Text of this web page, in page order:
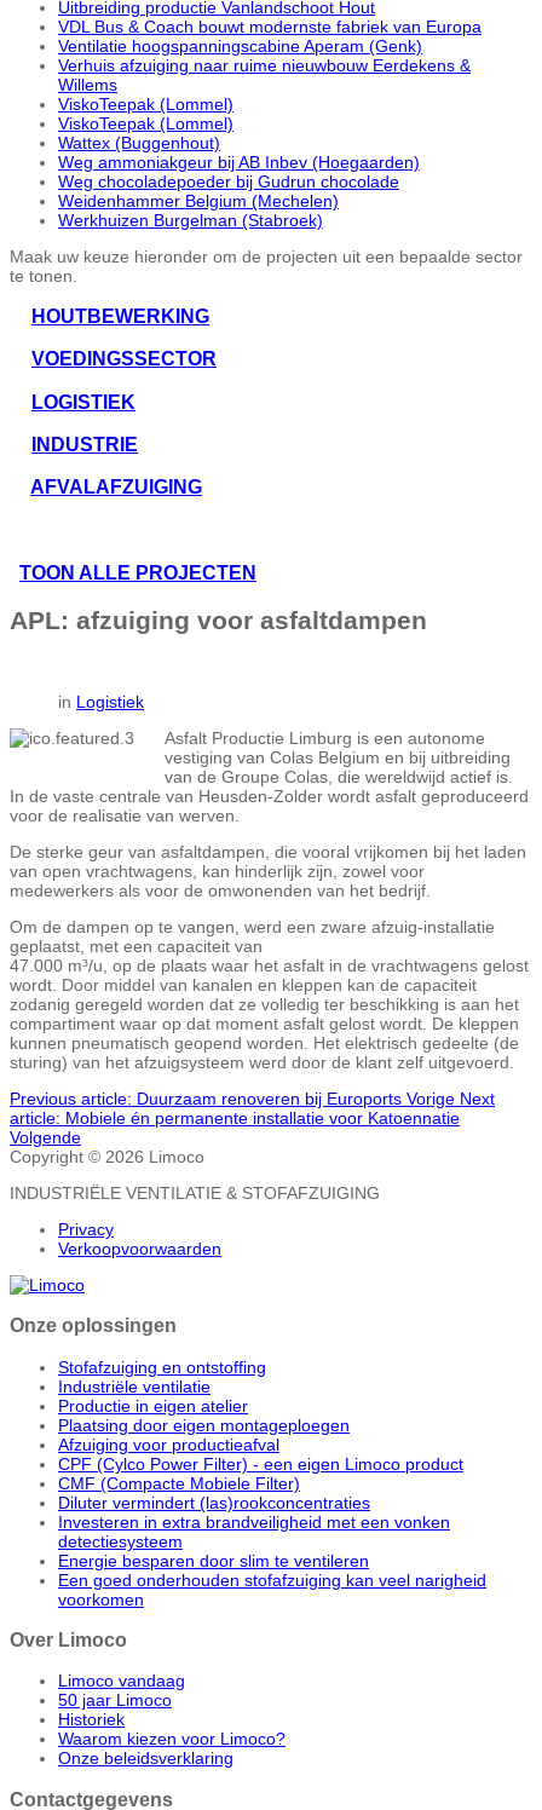
Uitbreiding productie Vanlandschoot Hout
VDL Bus & Coach bouwt modernste fabriek van Europa
Ventilatie hoogspanningscabine Aperam (Genk)
Verhuis afzuiging naar ruime nieuwbouw Eerdekens &
Willems
ViskoTeepak (Lommel)
ViskoTeepak (Lommel)
Wattex (Buggenhout)
Weg ammoniakgeur bij AB Inbev (Hoegaarden)
Weg chocoladepoeder bij Gudrun chocolade
Weidenhammer Belgium (Mechelen)
Werkhuizen Burgelman (Stabroek)
Maak uw keuze hieronder om de projecten uit een bepaalde sector
te tonen.
HOUTBEWERKING
VOEDINGSSECTOR
LOGISTIEK
INDUSTRIE
AFVALAFZUIGING
TOON ALLE PROJECTEN
APL: afzuiging voor asfaltdampen
in Logistiek
Asfalt Productie Limburg is een autonome
vestiging van Colas Belgium en bij uitbreiding
van de Groupe Colas, die wereldwijd actief is.
In de vaste centrale van Heusden-Zolder wordt asfalt geproduceerd
voor de realisatie van werven.
De sterke geur van asfaltdampen, die vooral vrijkomen bij het laden
van open vrachtwagens, kan hinderlijk zijn, zowel voor
medewerkers als voor de omwonenden van het bedrijf.
Om de dampen op te vangen, werd een zware afzuig-installatie
geplaatst, met een capaciteit van
47.000 m³/u, op de plaats waar het asfalt in de vrachtwagens gelost
wordt. Door middel van kanalen en kleppen kan de capaciteit
zodanig geregeld worden dat ze volledig ter beschikking is aan het
compartiment waar op dat moment asfalt gelost wordt. De kleppen
kunnen pneumatisch geopend worden. Het elektrisch gedeelte (de
sturing) van het afzuigsysteem werd door de klant zelf uitgevoerd.
Previous article: Duurzaam renoveren bij Euroports Vorige Next
article: Mobiele én permanente installatie voor Katoennatie
Volgende
Copyright © 2026 Limoco
INDUSTRIËLE VENTILATIE & STOFAFZUIGING
Privacy
Verkoopvoorwaarden
Onze oplossingen
Stofafzuiging en ontstoffing
Industriële ventilatie
Productie in eigen atelier
Plaatsing door eigen montageploegen
Afzuiging voor productieafval
CPF (Cylco Power Filter) - een eigen Limoco product
CMF (Compacte Mobiele Filter)
Diluter vermindert (las)rookconcentraties
Investeren in extra brandveiligheid met een vonken
detectiesysteem
Energie besparen door slim te ventileren
Een goed onderhouden stofafzuiging kan veel narigheid
voorkomen
Over Limoco
Limoco vandaag
50 jaar Limoco
Historiek
Waarom kiezen voor Limoco?
Onze beleidsverklaring
Contactgegevens